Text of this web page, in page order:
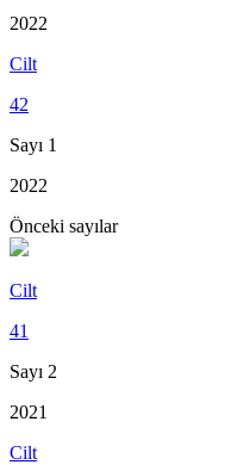
2022
Cilt
42
Sayı 1
2022
Önceki sayılar
Cilt
41
Sayı 2
2021
Cilt